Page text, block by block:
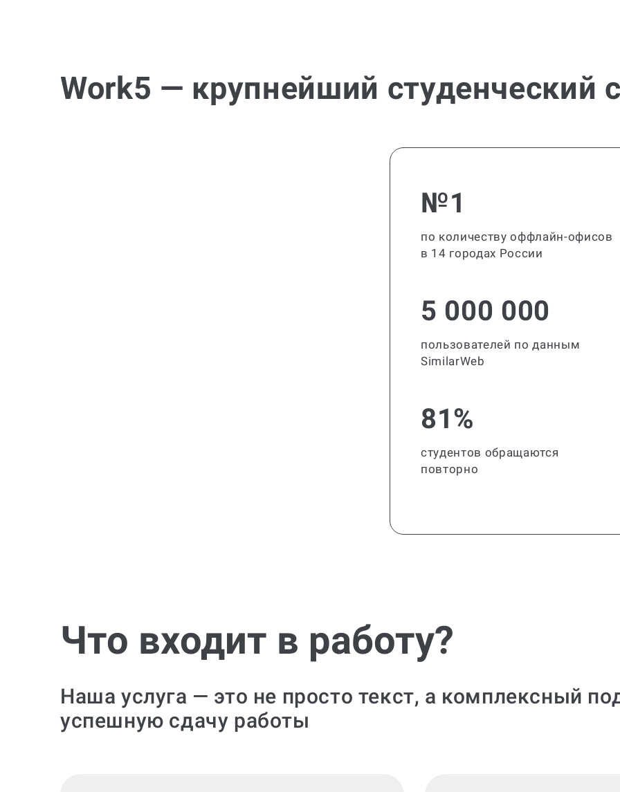
Work5 — крупнейший студенческий
№1
по количеству оффлайн-офисов
в 14 городах России
5 000 000
пользователей по данным
SimilarWeb
81%
студентов обращаются
повторно
Что входит в работу?
Наша услуга — это не просто текст, а комплексный
успешную сдачу работы